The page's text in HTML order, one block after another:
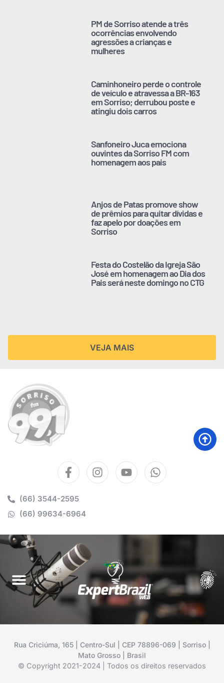
PM de Sorriso atende a três
ocorrências envolvendo
agressões a crianças e
mulheres
Caminhoneiro perde o controle
de veículo e atravessa a BR-163
em Sorriso; derrubou poste e
atingiu dois carros
Sanfoneiro Juca emociona
ouvintes da Sorriso FM com
homenagem aos pais
Anjos de Patas promove show
de prêmios para quitar dívidas e
faz apelo por doações em
Sorriso
Festa do Costelão da Igreja São
José em homenagem ao Dia dos
Pais será neste domingo no CTG
VEJA MAIS
(66) 3544-2595
(66) 99634-6964
Rua Criciúma, 165 | Centro-Sul | CEP 78896-069 | Sorriso |
Mato Grosso | Brasil
© Copyright 2021-2024 | Todos os direitos reservados